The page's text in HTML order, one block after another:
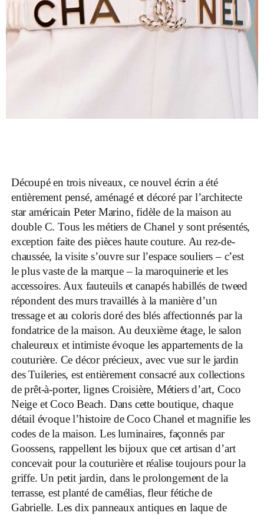
Découpé en trois niveaux, ce nouvel écrin a été
entièrement pensé, aménagé et décoré par l’architecte
star américain Peter Marino, fidèle de la maison au
double C. Tous les métiers de Chanel y sont présentés,
exception faite des pièces haute couture. Au rez-de-
chaussée, la visite s’ouvre sur l’espace souliers – c’est
le plus vaste de la marque – la maroquinerie et les
accessoires. Aux fauteuils et canapés habillés de tweed
répondent des murs travaillés à la manière d’un
tressage et au coloris doré des blés affectionnés par la
fondatrice de la maison. Au deuxième étage, le salon
chaleureux et intimiste évoque les appartements de la
couturière. Ce décor précieux, avec vue sur le jardin
des Tuileries, est entièrement consacré aux collections
de prêt-à-porter, lignes Croisière, Métiers d’art, Coco
Neige et Coco Beach. Dans cette boutique, chaque
détail évoque l’histoire de Coco Chanel et magnifie les
codes de la maison. Les luminaires, façonnés par
Goossens, rappellent les bijoux que cet artisan d’art
concevait pour la couturière et réalise toujours pour la
griffe. Un petit jardin, dans le prolongement de la
terrasse, est planté de camélias, fleur fétiche de
Gabrielle. Les dix panneaux antiques en laque de